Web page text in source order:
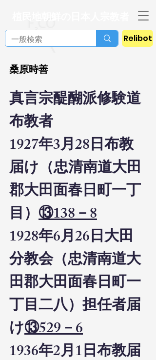
Relibot
桑原時善
真言宗醍醐派修験道
布教者
1927年3月28日布教
届け（忠清南道大田
郡大田面春日町一丁
目） ⑬138－8
1928年6月26日大田
分教会（忠清南道大
田郡大田面春日町一
丁目二八）担任者届
け⑬529－6
1936年2月1日布教届